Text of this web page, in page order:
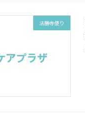
法勝寺便り